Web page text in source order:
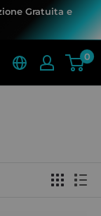
Gratuita e
0